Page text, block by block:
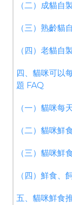
（二）成貓自
（三）熟齡貓
（四）老貓自
四、貓咪可以
題 FAQ
（一）貓咪每
（二）貓咪鮮
（三）貓咪鮮
（四）鮮食、
五、貓咪鮮食